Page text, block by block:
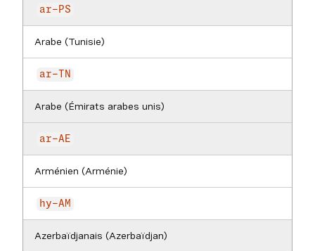
ar-PS
Arabe (Tunisie)
ar-TN
Arabe (Émirats arabes unis)
ar-AE
Arménien (Arménie)
hy-AM
Azerbaïdjanais (Azerbaïdjan)